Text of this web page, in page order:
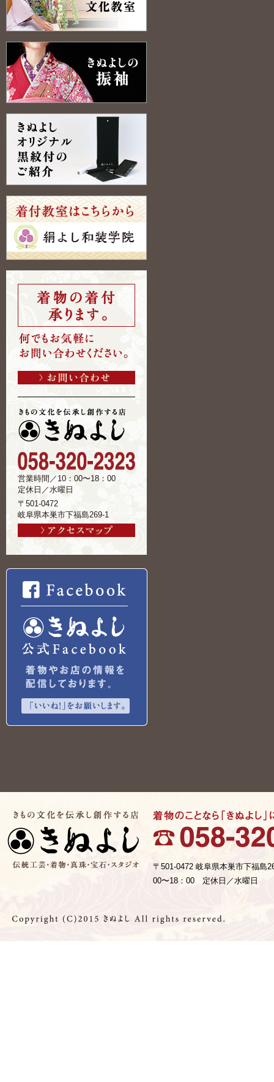
営業時間／10：00〜18：00
定休日／水曜日
〒501-0472
岐阜県本巣市下福島269-1
〒501-0472 岐阜県本巣市下福島
00〜18：00 定休日／水曜日